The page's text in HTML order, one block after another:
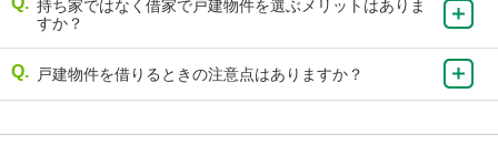
持ち家ではなく借家で戸建物件を選ぶメリットはありま
すか？
戸建物件を借りるときの注意点はありますか？